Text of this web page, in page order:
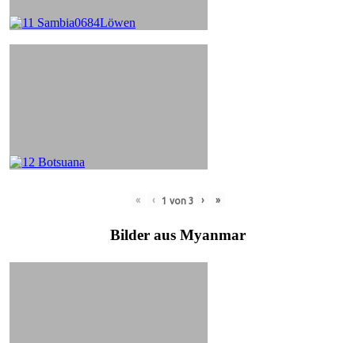
« ‹ 1 von 3 › »
Bilder aus Myanmar